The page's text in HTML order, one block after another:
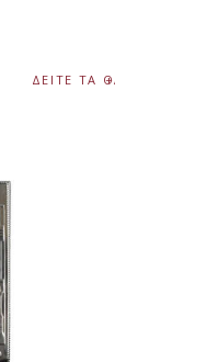
ΔΕΙΤΕ ΤΑ ΟΛΑ